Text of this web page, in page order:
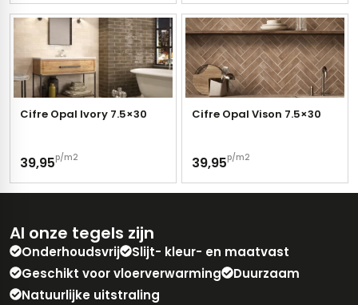
Cifre Opal Ivory 7.5×30
39,95p/m2
Cifre Opal Vison 7.5×30
39,95p/m2
Al onze tegels zijn
Onderhoudsvrij
Slijt- kleur- en maatvast
Geschikt voor vloerverwarming
Duurzaam
Natuurlijke uitstraling